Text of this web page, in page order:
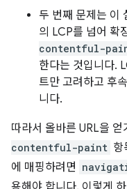
두 번째 문제는 이
의 LCP를 넘어 확
contentful-
한다는 것입니다.
트만 고려하고 후
니다.
따라서 올바른 URL을 얻
contentful-paint 항
에 매핑하려면